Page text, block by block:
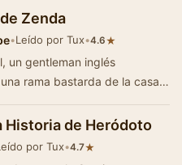
Zenda
•Leído por Tux•4.6★
un gentleman inglés
rama bastarda de la casa
Historia de Heródoto
por Tux•4.7★